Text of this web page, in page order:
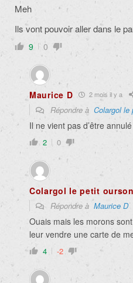
Meh
Ils vont pouvoir aller dans le
9 0
Maurice D 2 mois il y a
Répondre à Colargol le
Il ne vient pas d’être
2 0
Colargol le petit ourson
Répondre à Maurice D
Ouais mais les morons
leur vendre une carte de
4 -2